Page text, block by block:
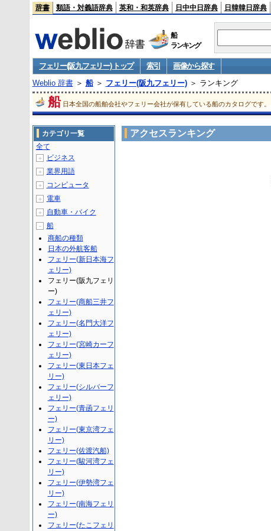
辞書 類語・対義語辞典 英和・和英辞典 日中中日辞典 日韓韓日辞典
船
ランキング
フェリー(阪九フェリー) トップ 索引
画像から探す
Weblio 辞書＞ 船＞ フェリー(阪九フェリー)＞ ランキング
船 日本全国の船舶会社やフェリー会社が保有している船のカタログです。
アクセスランキング
カテゴリ一覧
全て
＋ ビジネス
＋ 業界用語
＋ コンピュータ
＋ 電車
＋ 自動車・バイク
－
船
商船の種類
日本の外航客船
フェリー(新日本海フ
ェリー)
フェリー(阪九フェリ
ー)
フェリー(商船三井フ
ェリー)
フェリー(名門大洋フ
ェリー)
フェリー(宮崎カーフ
ェリー)
フェリー(東日本フェ
リー)
フェリー(シルバーフ
ェリー)
フェリー(青函フェリ
ー)
フェリー(東京湾フェ
リー)
フェリー(佐渡汽船)
フェリー(駿河湾フェ
リー)
フェリー(伊勢湾フェ
リー)
フェリー(南海フェリ
ー)
フェリー(たこフェリ